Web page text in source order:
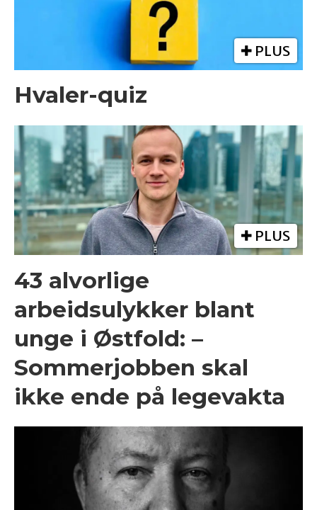
PLUS
Hvaler-quiz
PLUS
43 alvorlige
arbeidsulykker blant
unge i Østfold: –
Sommerjobben skal
ikke ende på legevakta